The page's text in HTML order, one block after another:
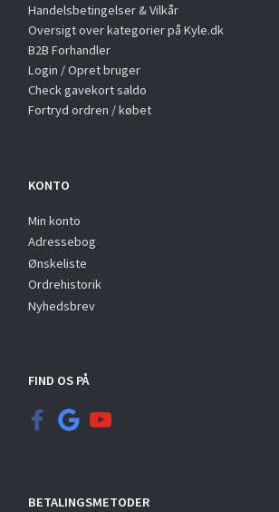
Handelsbetingelser & Vilkår
Oversigt over kategorier på Kyle.dk
B2B Forhandler
Login / Opret bruger
Check gavekort saldo
Fortryd ordren / købet
KONTO
Min konto
Adressebog
Ønskeliste
Ordrehistorik
Nyhedsbrev
FIND OS PÅ
BETALINGSMETODER